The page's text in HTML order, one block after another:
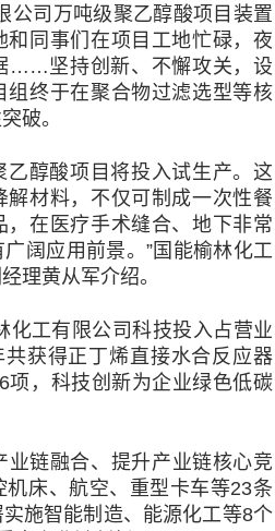
公司万吨级聚乙醇酸项目装置
和同事们在项目工地忙碌，夜
……坚持创新、不懈攻关，设
组终于在聚合物过滤选型等核
破。
乙醇酸项目将投入试生产。这
解材料，不仅可制成一次性餐
，在医疗手术缝合、地下非常
阔应用前景。”国能榆林化工
理黄从军介绍。
化工有限公司科技投入占营业
获得正丁烯直接水合反应器
项，科技创新为企业绿色低碳
业链融合、提升产业链核心竞
床、航空、重型卡车等23条
施智能制造、能源化工等8个